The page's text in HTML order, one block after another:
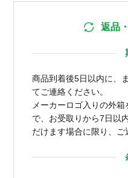
返品
商品到着後5日以内に、
てご連絡ください。
メーカーロゴ入りの外
で、お受取りから7日以
だけます場合に限り、ご